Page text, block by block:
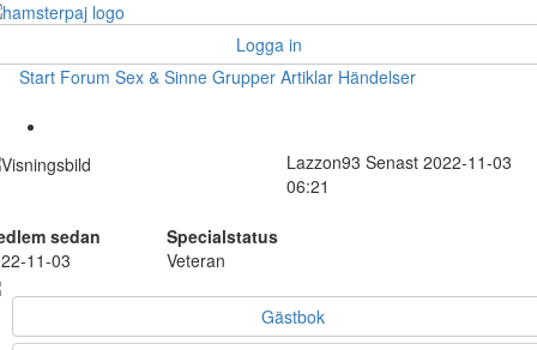
Logga in
Start Forum Sex & Sinne Grupper Artiklar Händelser
Lazzon93 Senast 2022-11-03
06:21
sedan
Specialstatus
11-03
Veteran
Gästbok